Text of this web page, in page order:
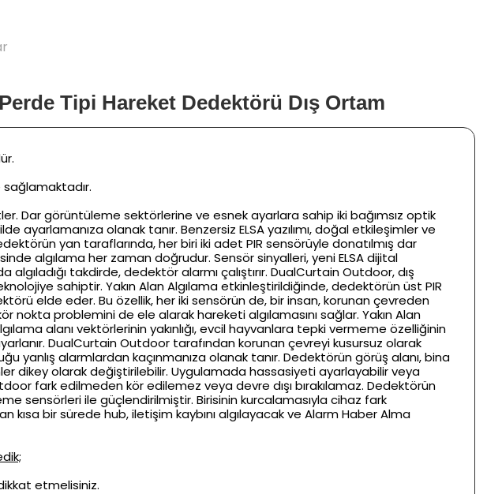
Tipi Hareket Dedektörü Dış Ortam
Dar görüntüleme sektörlerine ve esnek ayarlara sahip iki bağımsız optik
ayarlamanıza olanak tanır. Benzersiz ELSA yazılımı, doğal etkileşimler ve
yan taraflarında, her biri iki adet PIR sensörüyle donatılmış dar
algılama her zaman doğrudur. Sensör sinyalleri, yeni ELSA dijital
takdirde, dedektör alarmı çalıştırır. DualCurtain Outdoor, dış
sahiptir. Yakın Alan Algılama etkinleştirildiğinde, dedektörün üst PIR
elde eder. Bu özellik, her iki sensörün de, bir insan, korunan çevreden
problemini de ele alarak hareketi algılamasını sağlar. Yakın Alan
alanı vektörlerinin yakınlığı, evcil hayvanlara tepki vermeme özelliğinin
DualCurtain Outdoor tarafından korunan çevreyi kusursuz olarak
yanlış alarmlardan kaçınmanıza olanak tanır. Dedektörün görüş alanı, bina
dikey olarak değiştirilebilir. Uygulamada hassasiyeti ayarlayabilir veya
fark edilmeden kör edilemez veya devre dışı bırakılamaz. Dedektörün
sensörleri ile güçlendirilmiştir. Birisinin kurcalamasıyla cihaz fark
bir sürede hub, iletişim kaybını algılayacak ve Alarm Haber Alma
etmelisiniz.